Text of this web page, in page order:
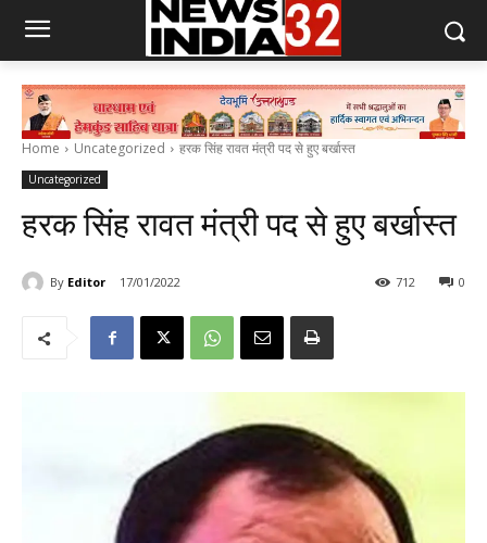
Home Uncategorized हरक सिंह रावत मंत्री पद से हुए बर्खास्त
Uncategorized
हरक सिंह रावत मंत्री पद से हुए बर्खास्त
By Editor 17/01/2022 0
712